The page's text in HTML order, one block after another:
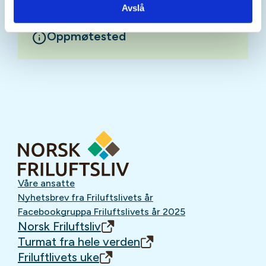
Avslå
Oppmøtested
Våre ansatte
Nyhetsbrev fra Friluftslivets år
Facebookgruppa Friluftslivets år 2025
Norsk Friluftsliv
Turmat fra hele verden
Friluftlivets uke